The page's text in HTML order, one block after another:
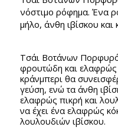
νόστιμο ρόφημα. Ένα
μήλο, άνθη ιβίσκου και
Τσάι Βοτάνων
φρουτώδη και ελαφρώς
κράνμπερι θα
γεύση, ενώ τα άνθη
ελαφρώς πικρή και
να έχει ένα ελαφρώς
λουλουδιών ιβίσκου.